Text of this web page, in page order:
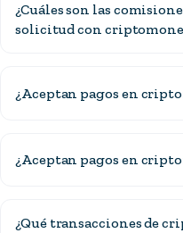
¿Cuáles son las
solicitud con
¿Aceptan pagos en
¿Aceptan pagos en
¿Qué transacciones de